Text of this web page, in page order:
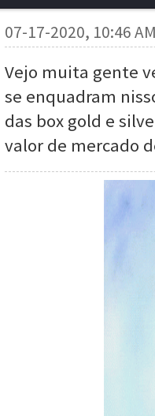
07-17-2020, 10:46
Vejo muita gente
se enquadram
das box gold e
valor de mercado